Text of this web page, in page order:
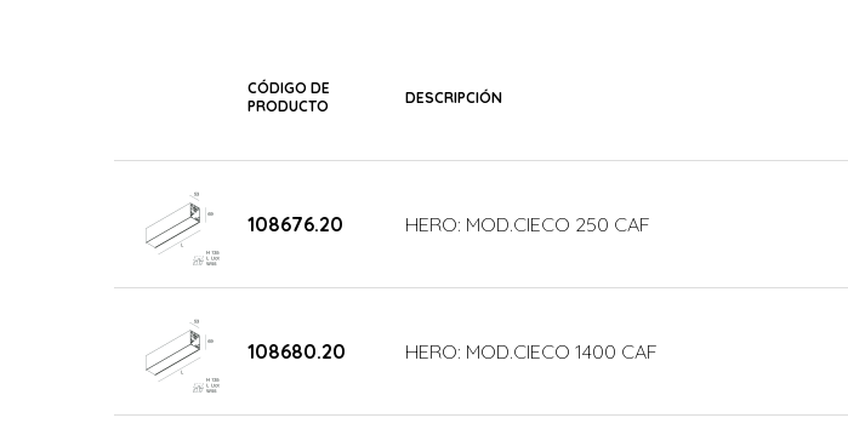
CÓDIGO DE
PRODUCTO
DESCRIPCIÓN
108676.20 HERO: MOD.CIECO 250 CAF
108680.20 HERO: MOD.CIECO 1400 CAF